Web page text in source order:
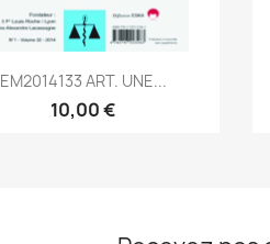
Aperçu rapide
EM2014133 ART. UNE...
10,00 €